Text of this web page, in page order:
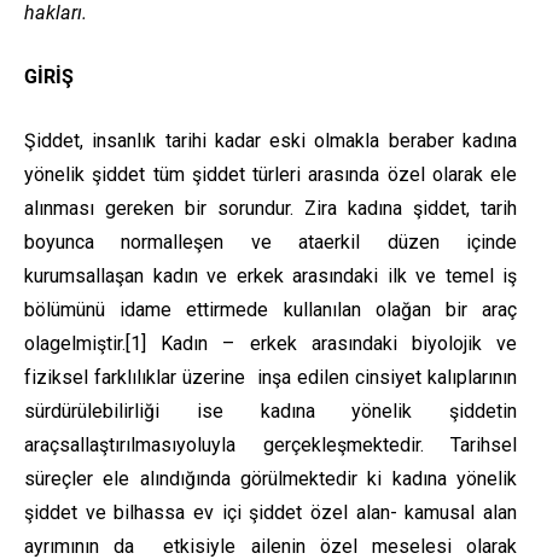
hakları.
GİRİŞ
Şiddet, insanlık tarihi kadar eski olmakla beraber kadına
yönelik şiddet tüm şiddet türleri arasında özel olarak ele
alınması gereken bir sorundur. Zira kadına şiddet, tarih
boyunca normalleşen ve ataerkil düzen içinde
kurumsallaşan kadın ve erkek arasındaki ilk ve temel iş
bölümünü idame ettirmede kullanılan olağan bir araç
olagelmiştir.[1]
Kadın – erkek arasındaki biyolojik ve
fiziksel farklılıklar üzerine inşa edilen cinsiyet kalıplarının
sürdürülebilirliği ise kadına yönelik şiddetin
araçsallaştırılmasıyoluyla gerçekleşmektedir. Tarihsel
süreçler ele alındığında görülmektedir ki kadına yönelik
şiddet ve bilhassa ev içi şiddet özel alan- kamusal alan
ayrımının da etkisiyle ailenin özel meselesi olarak